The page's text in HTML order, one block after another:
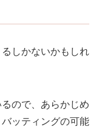
しかないかもしれ
ので、あらかじめ
ッティングの可能